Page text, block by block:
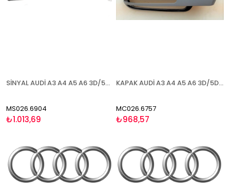
SİNYAL AUDİ A3 A4 A5 A6 3D/5D (Q3 2011-) 2008-2010 SOL
MS026.6904
₺1.013,69
KAPAK AUDİ A3 A4 A5 A6 3D/5D (Q3 2011-) 2008-2010 ASTARLI BLİS SAĞ
MC026.6757
₺968,57